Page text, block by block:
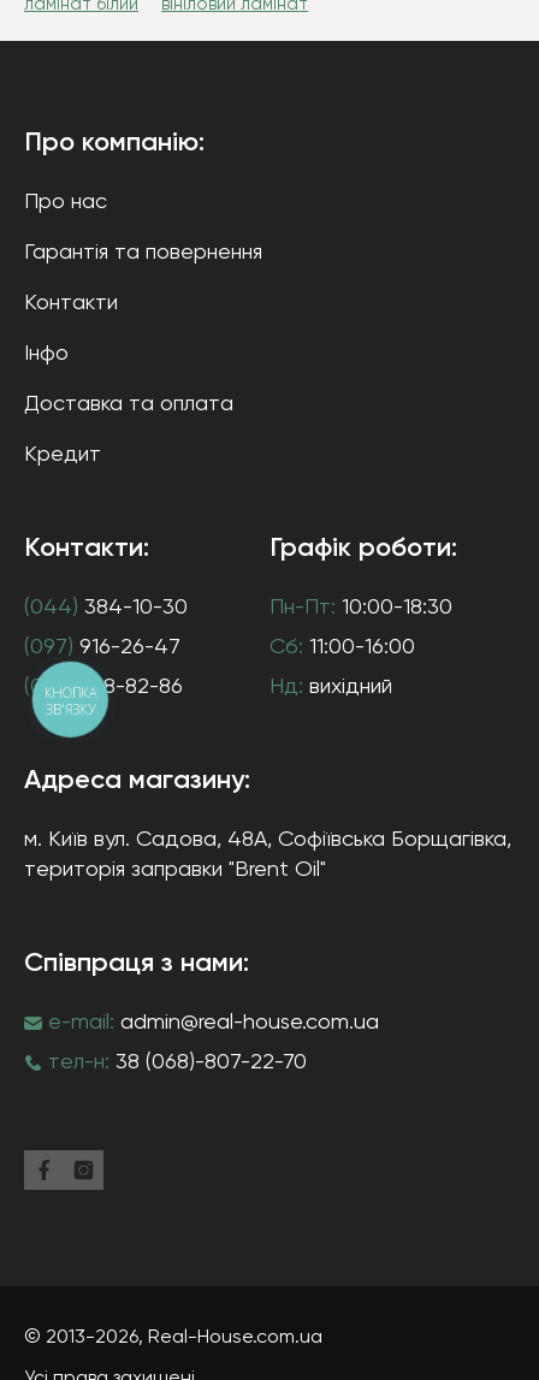
ламінат білий
вініловий ламінат
Про компанію:
Про нас
Гарантія та повернення
Контакти
Інфо
Доставка та оплата
Кредит
Контакти:
(044) 384-10-30
(097) 916-26-47
(063)538-82-86
Графік роботи:
Пн-Пт: 10:00-18:30
Сб: 11:00-16:00
Нд: вихідний
Адреса магазину:
м. Київ вул. Садова, 48А, Софіївська Борщагівка,
територія заправки "Brent Oil"
Співпраця з нами:
e-mail: admin@real-house.com.ua
тел-н: 38 (068)-807-22-70
© 2013-2026, Real-House.com.ua
КНОПКА
ЗВ'ЯЗКУ